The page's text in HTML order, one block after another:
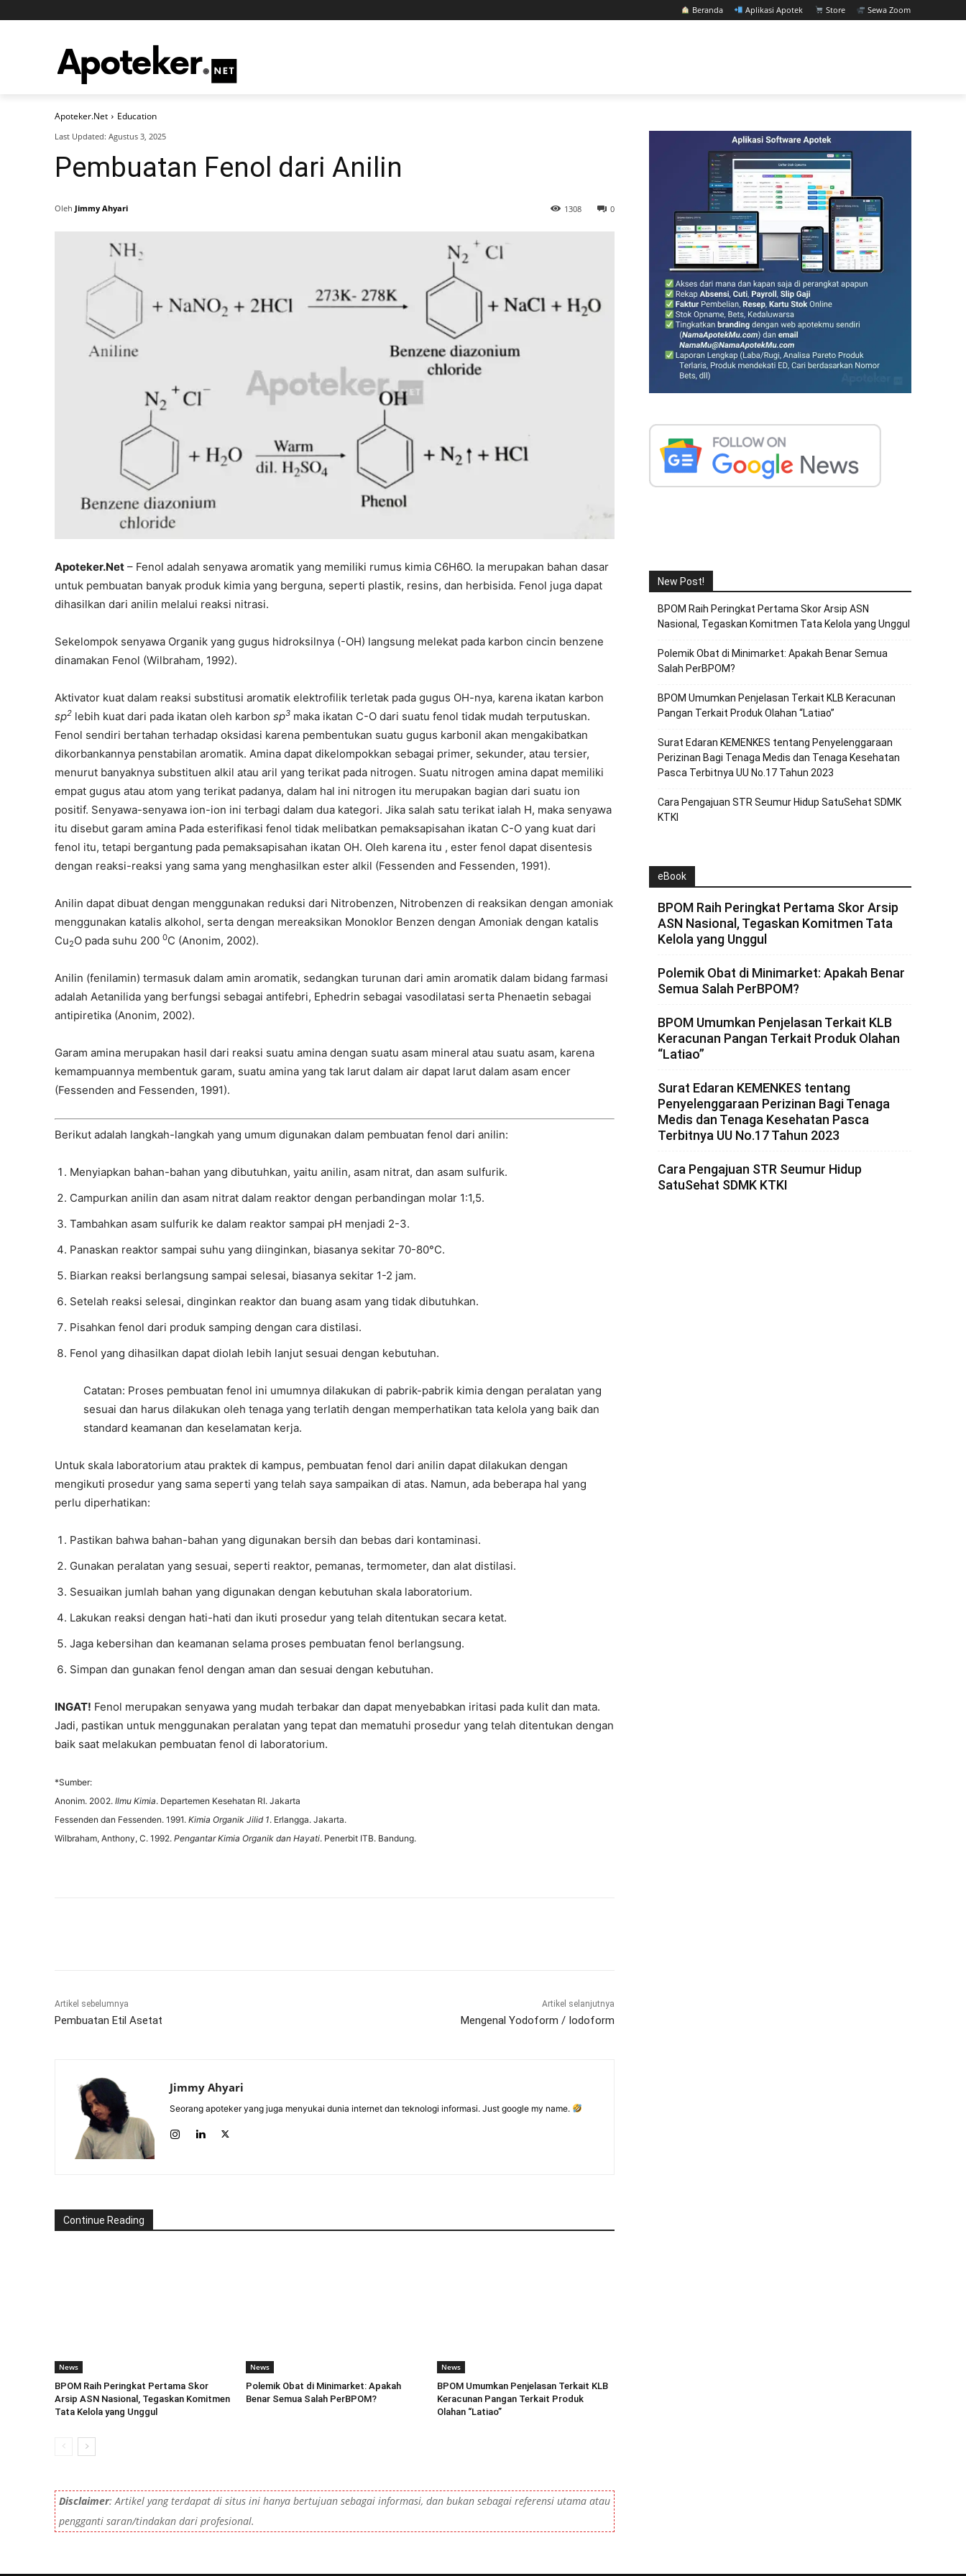
Beranda Aplikasi Apotek Store Sewa Zoom
Apoteker.Net Education
Last Updated: Agustus 3, 2025
Pembuatan Fenol dari Anilin
Oleh Jimmy Ahyari 0
1308
Apoteker.Net – Fenol adalah senyawa aromatik yang memiliki rumus kimia C6H6O. Ia merupakan bahan dasar
untuk pembuatan banyak produk kimia yang berguna, seperti plastik, resins, dan herbisida. Fenol juga dapat
dihasilkan dari anilin melalui reaksi nitrasi.
Sekelompok senyawa Organik yang gugus hidroksilnya (-OH) langsung melekat pada karbon cincin benzene
dinamakan Fenol (Wilbraham, 1992).
Aktivator kuat dalam reaksi substitusi aromatik elektrofilik terletak pada gugus OH-nya, karena ikatan karbon
sp2 lebih kuat dari pada ikatan oleh karbon sp3 maka ikatan C-O dari suatu fenol tidak mudah terputuskan.
Fenol sendiri bertahan terhadap oksidasi karena pembentukan suatu gugus karbonil akan mengakibatkan
dikorbankannya penstabilan aromatik. Amina dapat dikelompokkan sebagai primer, sekunder, atau tersier,
menurut banyaknya substituen alkil atau aril yang terikat pada nitrogen. Suatu nitrogen amina dapat memiliki
empat gugus atau atom yang terikat padanya, dalam hal ini nitrogen itu merupakan bagian dari suatu ion
positif. Senyawa-senyawa ion-ion ini terbagi dalam dua kategori. Jika salah satu terikat ialah H, maka senyawa
itu disebut garam amina Pada esterifikasi fenol tidak melibatkan pemaksapisahan ikatan C-O yang kuat dari
fenol itu, tetapi bergantung pada pemaksapisahan ikatan OH. Oleh karena itu , ester fenol dapat disentesis
dengan reaksi-reaksi yang sama yang menghasilkan ester alkil (Fessenden and Fessenden, 1991).
Anilin dapat dibuat dengan menggunakan reduksi dari Nitrobenzen, Nitrobenzen di reaksikan dengan amoniak
menggunakan katalis alkohol, serta dengan mereaksikan Monoklor Benzen dengan Amoniak dengan katalis
Cu2O pada suhu 200 0C (Anonim, 2002).
Anilin (fenilamin) termasuk dalam amin aromatik, sedangkan turunan dari amin aromatik dalam bidang farmasi
adalah Aetanilida yang berfungsi sebagai antifebri, Ephedrin sebagai vasodilatasi serta Phenaetin sebagai
antipiretika (Anonim, 2002).
Garam amina merupakan hasil dari reaksi suatu amina dengan suatu asam mineral atau suatu asam, karena
kemampuannya membentuk garam, suatu amina yang tak larut dalam air dapat larut dalam asam encer
(Fessenden and Fessenden, 1991).
Berikut adalah langkah-langkah yang umum digunakan dalam pembuatan fenol dari anilin:
Menyiapkan bahan-bahan yang dibutuhkan, yaitu anilin, asam nitrat, dan asam sulfurik.
Campurkan anilin dan asam nitrat dalam reaktor dengan perbandingan molar 1:1,5.
Tambahkan asam sulfurik ke dalam reaktor sampai pH menjadi 2-3.
Panaskan reaktor sampai suhu yang diinginkan, biasanya sekitar 70-80°C.
Biarkan reaksi berlangsung sampai selesai, biasanya sekitar 1-2 jam.
Setelah reaksi selesai, dinginkan reaktor dan buang asam yang tidak dibutuhkan.
Pisahkan fenol dari produk samping dengan cara distilasi.
Fenol yang dihasilkan dapat diolah lebih lanjut sesuai dengan kebutuhan.
Catatan: Proses pembuatan fenol ini umumnya dilakukan di pabrik-pabrik kimia dengan peralatan yang
sesuai dan harus dilakukan oleh tenaga yang terlatih dengan memperhatikan tata kelola yang baik dan
standard keamanan dan keselamatan kerja.
Untuk skala laboratorium atau praktek di kampus, pembuatan fenol dari anilin dapat dilakukan dengan
mengikuti prosedur yang sama seperti yang telah saya sampaikan di atas. Namun, ada beberapa hal yang
perlu diperhatikan:
Pastikan bahwa bahan-bahan yang digunakan bersih dan bebas dari kontaminasi.
Gunakan peralatan yang sesuai, seperti reaktor, pemanas, termometer, dan alat distilasi.
Sesuaikan jumlah bahan yang digunakan dengan kebutuhan skala laboratorium.
Lakukan reaksi dengan hati-hati dan ikuti prosedur yang telah ditentukan secara ketat.
Jaga kebersihan dan keamanan selama proses pembuatan fenol berlangsung.
Simpan dan gunakan fenol dengan aman dan sesuai dengan kebutuhan.
INGAT! Fenol merupakan senyawa yang mudah terbakar dan dapat menyebabkan iritasi pada kulit dan mata.
Jadi, pastikan untuk menggunakan peralatan yang tepat dan mematuhi prosedur yang telah ditentukan dengan
baik saat melakukan pembuatan fenol di laboratorium.
*Sumber:
Anonim. 2002. Ilmu Kimia. Departemen Kesehatan RI. Jakarta
Fessenden dan Fessenden. 1991. Kimia Organik Jilid 1. Erlangga. Jakarta.
Wilbraham, Anthony, C. 1992. Pengantar Kimia Organik dan Hayati. Penerbit ITB. Bandung.
Artikel sebelumnya
Pembuatan Etil Asetat
Artikel selanjutnya
Mengenal Yodoform / Iodoform
Jimmy Ahyari
Seorang apoteker yang juga menyukai dunia internet dan teknologi informasi. Just google my name.
Continue Reading
News
BPOM Raih Peringkat Pertama Skor
Arsip ASN Nasional, Tegaskan Komitmen
Tata Kelola yang Unggul
News
Polemik Obat di Minimarket: Apakah
Benar Semua Salah PerBPOM?
News
BPOM Umumkan Penjelasan Terkait KLB
Keracunan Pangan Terkait Produk
Olahan “Latiao”
Disclaimer: Artikel yang terdapat di situs ini hanya bertujuan sebagai informasi, dan bukan sebagai referensi utama atau
pengganti saran/tindakan dari profesional.
New Post!
BPOM Raih Peringkat Pertama Skor Arsip ASN
Nasional, Tegaskan Komitmen Tata Kelola yang Unggul
Polemik Obat di Minimarket: Apakah Benar Semua
Salah PerBPOM?
BPOM Umumkan Penjelasan Terkait KLB Keracunan
Pangan Terkait Produk Olahan “Latiao”
Surat Edaran KEMENKES tentang Penyelenggaraan
Perizinan Bagi Tenaga Medis dan Tenaga Kesehatan
Pasca Terbitnya UU No.17 Tahun 2023
Cara Pengajuan STR Seumur Hidup SatuSehat SDMK
KTKI
eBook
BPOM Raih Peringkat Pertama Skor Arsip
ASN Nasional, Tegaskan Komitmen Tata
Kelola yang Unggul
Polemik Obat di Minimarket: Apakah Benar
Semua Salah PerBPOM?
BPOM Umumkan Penjelasan Terkait KLB
Keracunan Pangan Terkait Produk Olahan
“Latiao”
Surat Edaran KEMENKES tentang
Penyelenggaraan Perizinan Bagi Tenaga
Medis dan Tenaga Kesehatan Pasca
Terbitnya UU No.17 Tahun 2023
Cara Pengajuan STR Seumur Hidup
SatuSehat SDMK KTKI